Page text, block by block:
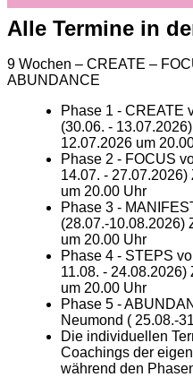
Alle Termine in
9 Wochen – CREATE –
ABUNDANCE
Phase 1 - CREATE
(30.06. -
12.07.2026 um
Phase 2 - FOCUS
14.07. -
um 20.00 Uhr
Phase 3 -
(28.07.-10.08.2026)
um 20.00 Uhr
Phase 4 - STEPS
11.08. -
um 20.00 Uhr
Phase 5 -
Neumond ( 25.08.-
Die individuellen
Coachings der
während den